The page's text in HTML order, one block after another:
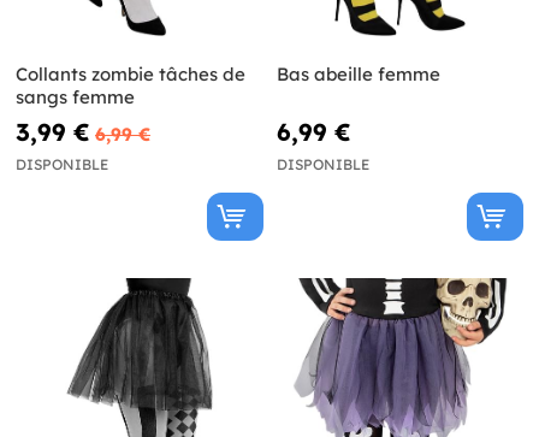
Collants zombie tâches de
sangs femme
3,99 € 6,99 €
DISPONIBLE
Bas abeille femme
6,99 €
DISPONIBLE